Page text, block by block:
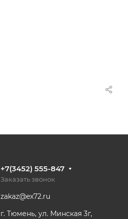
+7(3452) 555-847
Заказать звонок
zakaz@ex72.ru
г. Тюмень, ул. Минская 3г,